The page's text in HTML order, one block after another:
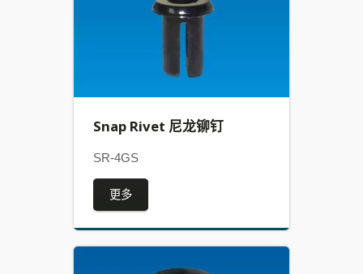
Snap Rivet 尼龙铆钉
SR-4GS
更多